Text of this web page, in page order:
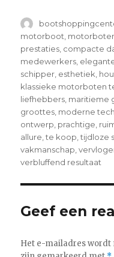
Author
motorboot
prestaties compacte
medewerkers
schipper esthetiek
klassieke motorboten
liefhebbers maritieme
groottes moderne
ontwerp prachtige
allure ,te koop ,tijdloze
vakmanschap ,
verbluffend resultaat
Geef een
Het e-mailadres wordt